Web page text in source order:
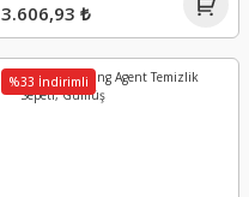
3.606,93 ₺
%33 İndirimli